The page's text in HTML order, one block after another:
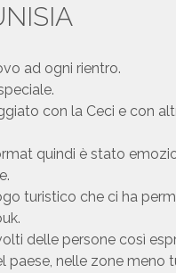
ad ogni rientro.
con la Ceci e con
quindi è stato
turistico che ci ha
delle persone così
paese, nelle zone